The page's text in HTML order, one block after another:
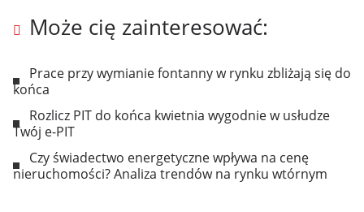
Może cię zainteresować:
Prace przy wymianie fontanny w rynku zbliżają się do
końca
Rozlicz PIT do końca kwietnia wygodnie w usłudze
Twój e-PIT
Czy świadectwo energetyczne wpływa na cenę
nieruchomości? Analiza trendów na rynku wtórnym